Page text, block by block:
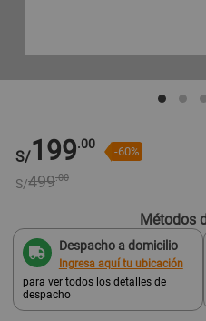
S/199.00 -60%
S/499.00
Métodos
Despacho a domicilio
Ingresa aquí tu ubicación
para ver todos los detalles de
despacho